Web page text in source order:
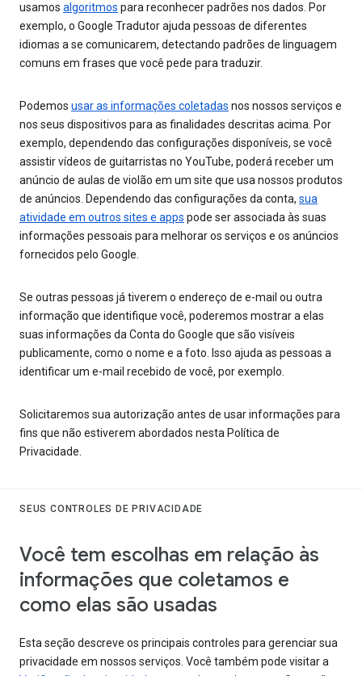
usamos algoritmos para reconhecer padrões nos dados. Por
exemplo, o Google Tradutor ajuda pessoas de diferentes
idiomas a se comunicarem, detectando padrões de linguagem
comuns em frases que você pede para traduzir.
Podemos usar as informações coletadas nos nossos serviços e
nos seus dispositivos para as finalidades descritas acima. Por
exemplo, dependendo das configurações disponíveis, se você
assistir vídeos de guitarristas no YouTube, poderá receber um
anúncio de aulas de violão em um site que usa nossos produtos
de anúncios. Dependendo das configurações da conta, sua
atividade em outros sites e apps pode ser associada às suas
informações pessoais para melhorar os serviços e os anúncios
fornecidos pelo Google.
Se outras pessoas já tiverem o endereço de e-mail ou outra
informação que identifique você, poderemos mostrar a elas
suas informações da Conta do Google que são visíveis
publicamente, como o nome e a foto. Isso ajuda as pessoas a
identificar um e-mail recebido de você, por exemplo.
Solicitaremos sua autorização antes de usar informações para
fins que não estiverem abordados nesta Política de
Privacidade.
SEUS CONTROLES DE PRIVACIDADE
Você tem escolhas em relação às
informações que coletamos e
como elas são usadas
Esta seção descreve os principais controles para gerenciar sua
privacidade em nossos serviços. Você também pode visitar a